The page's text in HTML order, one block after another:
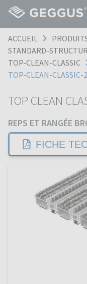
ACCUEIL
STANDARD-
TOP-CLEAN-CLASSIC
TOP-CLEAN-CLASSIC-
TOP CLEAN
REPS ET RANGÉE
FICHE